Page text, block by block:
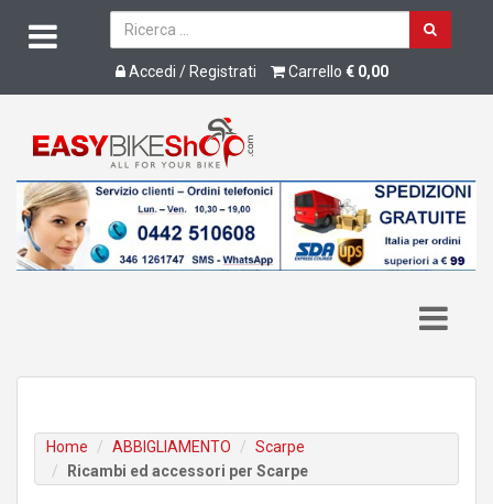
Accedi / Registrati Carrello € 0,00
Home ABBIGLIAMENTO
Scarpe
Ricambi ed accessori per Scarpe